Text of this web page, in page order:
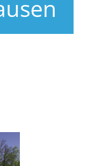
Wolfratshausen
Wolfratshausen